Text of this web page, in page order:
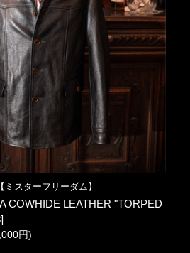
スターフリーダム】
COWHIDE LEATHER "TORPED
円)